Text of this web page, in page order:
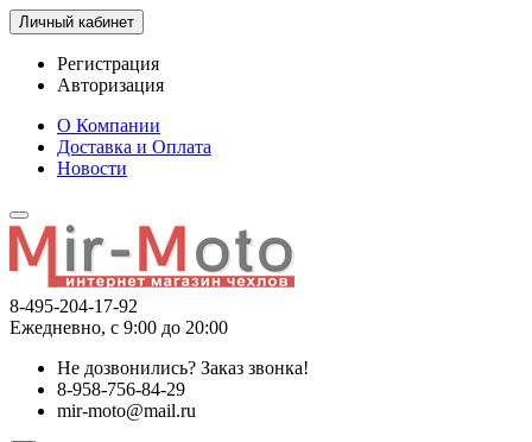
Личный кабинет
Регистрация
Авторизация
О Компании
Доставка и Оплата
Новости
8-495-204-17-92
Ежедневно, с 9:00 до 20:00
Не дозвонились? Заказ звонка!
8-958-756-84-29
mir-moto@mail.ru